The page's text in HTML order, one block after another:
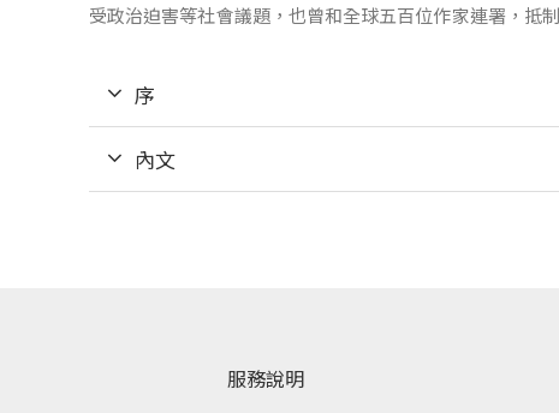
受政治迫害等社會議題，也曾和全球五百位作家連署，抵
序
內文
服務說明